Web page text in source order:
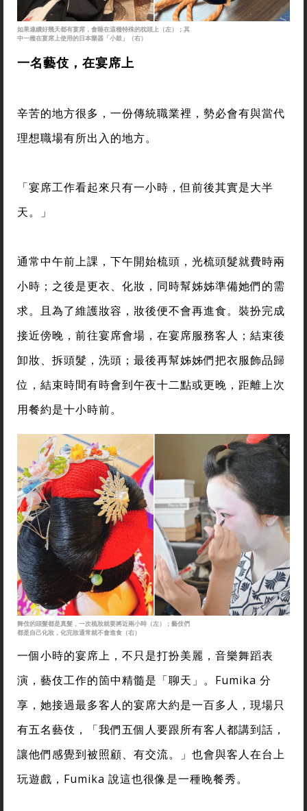
如果連續好幾天都有宴席，會睡在這種特殊的枕頭上（左）；其
中一種在宴席上使用的日本樂器「小鼓」（右）
一名藝伎，在宴席上
辛苦的地方很多，一份傳統職業裡，勢必會有與當代
理想職場有所出入的地方。
「宴席工作看起來只有一小時，但前後其實是大半
天。」
通常中午前上課，下午開始梳頭，光梳頭髮就費時兩
小時；之後是更衣、化妝，同時幫姊姊準備她們的需
求。且為了維護妝容，妝後便不會再進食。裝扮完成
接近傍晚，前往宴席會場，在宴席服務客人；結束後
卸妝、拆頭髮，洗頭；最後再幫姊姊們把衣服飾品歸
位，結束時間有時會到午夜十二點或更晚，距離上次
用餐約是十小時前。
舞伎的頭髮都是真髮，一次梳妝就要將近兩小時（左）；藝伎們
都是自己化妝，化完妝通常就不會進食（右）
一個小時的宴席上，不只是打扮美麗，音樂舞蹈表
演，藝伎工作的箇中精髓是「聊天」。Fumika 分
享，她接過最多客人的宴席大約是一百多人，現場只
有五名藝伎，「我們五個人要跟所有客人都講到話，
讓他們感覺到被照顧、有交流。」也會與客人在台上
玩遊戲，Fumika 說這也很像是一種晚餐秀。